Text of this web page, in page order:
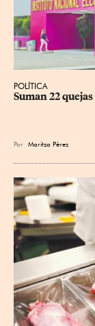
POLÍTICA
Suman 22
Por Maritza Pérez